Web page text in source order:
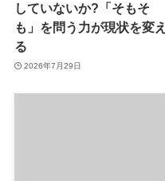
していないか?「そもそ
も」を問う力が現状を変え
る
2026年7月29日